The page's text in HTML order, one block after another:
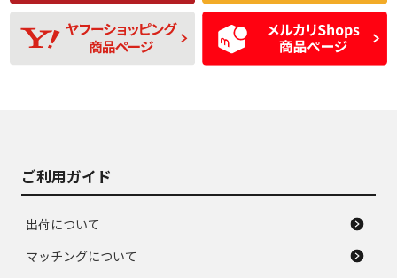
D
使用感や目立つ傷が
あり、一般的な中古
品
D
残り溝も少なく、偏
磨耗がみられ、短期
間使用できるくらい
の中古品
ご利用ガイド
出荷について
マッチングについて